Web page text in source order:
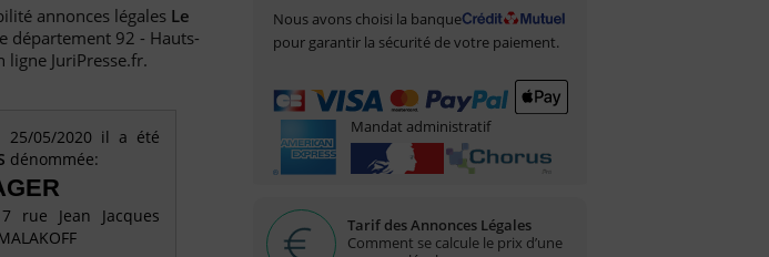
annonces légales Le
département 92 - Hauts-
JuriPresse.fr.
25/05/2020 il a été
dénommée:
rue Jean Jacques
Nous avons choisi la banque
pour garantir la sécurité de votre paiement.
Mandat administratif
Tarif des Annonces Légales
Comment se calcule le prix d’une